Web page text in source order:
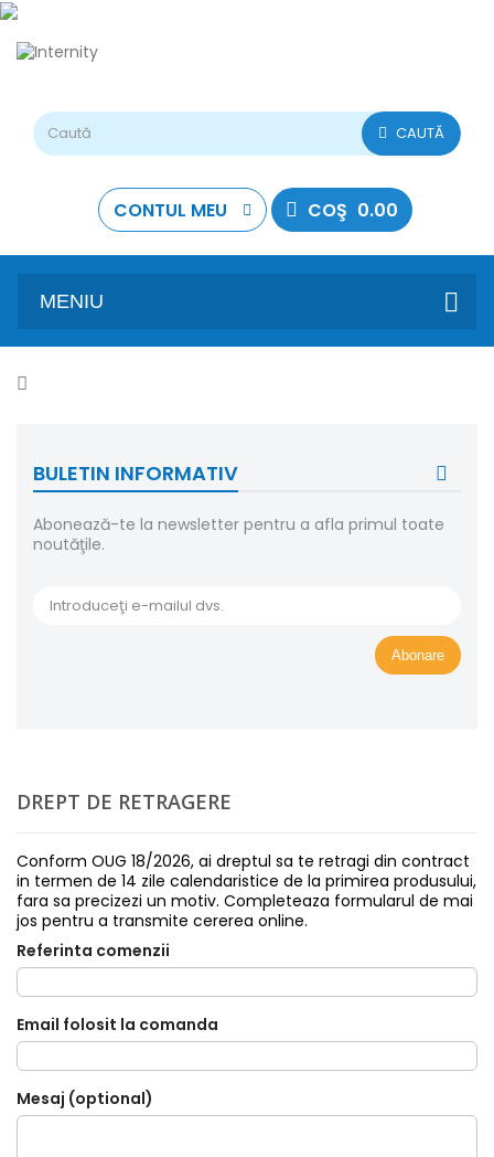
CAUTĂ
CONTUL MEU COŞ 0.00
MENIU
BULETIN INFORMATIV
Abonează-te la newsletter pentru a afla primul toate
noutăţile.
Abonare
DREPT DE RETRAGERE
Conform OUG 18/2026, ai dreptul sa te retragi din contract
in termen de 14 zile calendaristice de la primirea produsului,
fara sa precizezi un motiv. Completeaza formularul de mai
jos pentru a transmite cererea online.
Referinta comenzii
Email folosit la comanda
Mesaj (optional)